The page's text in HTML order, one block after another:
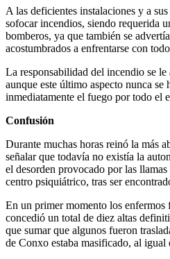
A las deficientes instalaciones y a
sofocar incendios, siendo requerida
bomberos, ya que también se
acostumbrados a enfrentarse con
La responsabilidad del incendio se
aunque este último aspecto nunca
inmediatamente el fuego por todo el
Confusión
Durante muchas horas reinó la más
señalar que todavía no existía la
el desorden provocado por las
centro psiquiátrico, tras ser
En un primer momento los
concedió un total de diez altas
que sumar que algunos fueron
de Conxo estaba masificado, al igual